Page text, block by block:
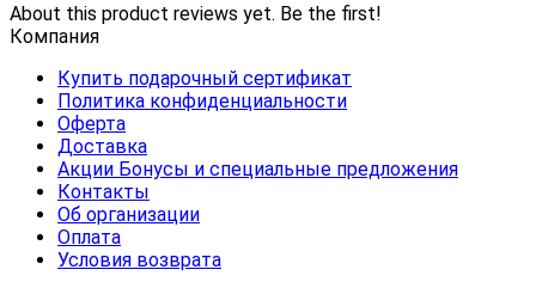
About this product reviews yet. Be the first!
Компания
Купить подарочный сертификат
Политика конфиденциальности
Оферта
Доставка
Акции Бонусы и специальные предложения
Контакты
Об организации
Оплата
Условия возврата